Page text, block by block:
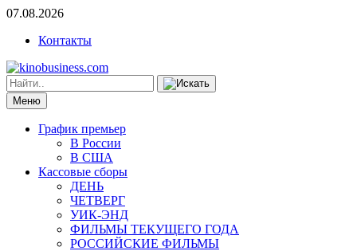
07.08.2026
Контакты
Меню
График премьер
В России
В США
Кассовые сборы
ДЕНЬ
ЧЕТВЕРГ
УИК-ЭНД
ФИЛЬМЫ ТЕКУЩЕГО ГОДА
РОССИЙСКИЕ ФИЛЬМЫ